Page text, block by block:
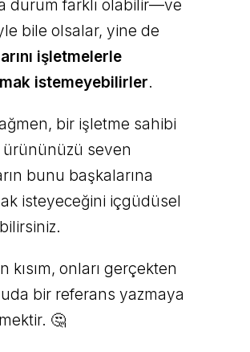
durum farklı olabilir—ve
bile olsalar, yine de
işletmelerle
istemeyebilirler.
bir işletme sahibi
ürününüzü seven
bunu başkalarına
isteyeceğini içgüdüsel
kısım, onları gerçekten
bir referans yazmaya
🤔